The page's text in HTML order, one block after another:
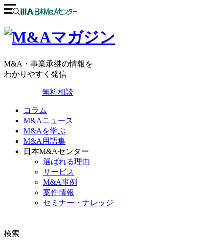
M&A・事業承継の情報を
わかりやすく発信
無料相談
コラム
M&Aニュース
M&Aを学ぶ
M&A用語集
日本M&Aセンター
選ばれる理由
サービス
M&A事例
案件情報
セミナー・ナレッジ
検索